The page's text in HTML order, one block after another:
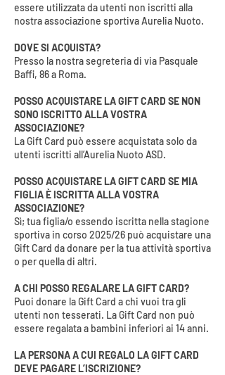
essere utilizzata da utenti non iscritti alla
nostra associazione sportiva Aurelia Nuoto.
DOVE SI ACQUISTA?
Presso la nostra segreteria di via Pasquale
Baffi, 86 a Roma. ​
POSSO ACQUISTARE LA GIFT CARD SE NON
SONO ISCRITTO ALLA VOSTRA
ASSOCIAZIONE?
La Gift Card può essere acquistata solo da
utenti iscritti all’Aurelia Nuoto ASD.
POSSO ACQUISTARE LA GIFT CARD SE MIA
FIGLIA È ISCRITTA ALLA VOSTRA
ASSOCIAZIONE?
Sì; tua figlia/o essendo iscritta nella stagione
sportiva in corso 2025/26 può acquistare una
Gift Card da donare per la tua attività sportiva
o per quella di altri.
A CHI POSSO REGALARE LA GIFT CARD?
Puoi donare la Gift Card a chi vuoi tra gli
utenti non tesserati. La Gift Card non può
essere regalata a bambini inferiori ai 14 anni.
LA PERSONA A CUI REGALO LA GIFT CARD
DEVE PAGARE L’ISCRIZIONE?